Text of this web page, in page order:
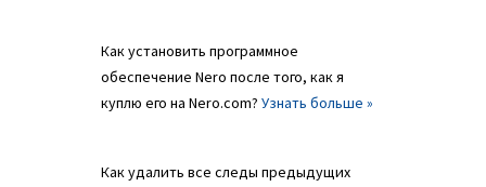
Как установить программное
обеспечение Nero после того, как я
куплю его на Nero.com? Узнать больше »
Как удалить все следы предыдущих